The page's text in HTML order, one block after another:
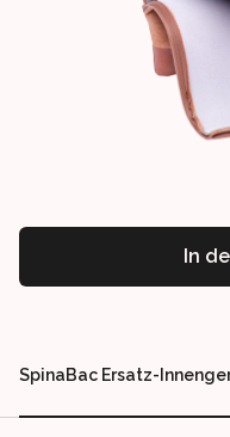
In
SpinaBac Ersatz-